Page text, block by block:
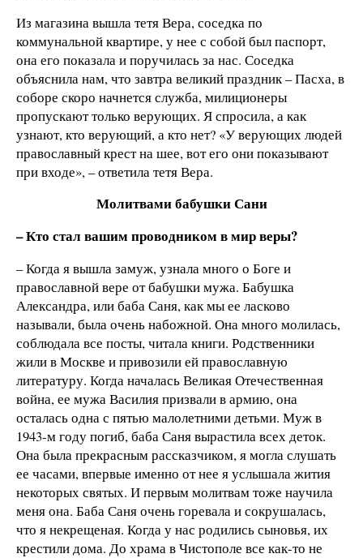
Из магазина вышла тетя Вера, соседка по
коммунальной квартире, у нее с собой был паспорт,
она его показала и поручилась за нас. Соседка
объяснила нам, что завтра великий праздник – Пасха, в
соборе скоро начнется служба, милиционеры
пропускают только верующих. Я спросила, а как
узнают, кто верующий, а кто нет? «У верующих людей
православный крест на шее, вот его они показывают
при входе», – ответила тетя Вера.
Молитвами бабушки Сани
– Кто стал вашим проводником в мир веры?
– Когда я вышла замуж, узнала много о Боге и
православной вере от бабушки мужа. Бабушка
Александра, или баба Саня, как мы ее ласково
называли, была очень набожной. Она много молилась,
соблюдала все посты, читала книги. Родственники
жили в Москве и привозили ей православную
литературу. Когда началась Великая Отечественная
война, ее мужа Василия призвали в армию, она
осталась одна с пятью малолетними детьми. Муж в
1943-м году погиб, баба Саня вырастила всех деток.
Она была прекрасным рассказчиком, я могла слушать
ее часами, впервые именно от нее я услышала жития
некоторых святых. И первым молитвам тоже научила
меня она. Баба Саня очень горевала и сокрушалась,
что я некрещеная. Когда у нас родились сыновья, их
крестили дома. До храма в Чистополе все как-то не